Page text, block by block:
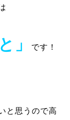
」 です！
と思うので高